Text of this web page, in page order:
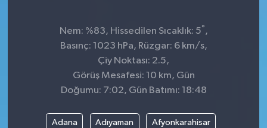
Nem: %83, Hissedilen Sıcaklık: 5°,
Basınç: 1023 hPa, Rüzgar: 6 km/s,
Çiy Noktası: 2.5,
Görüş Mesafesi: 10 km, Gün
Doğumu: 7:02, Gün Batımı: 18:48
Adana Adıyaman Afyonkarahisar